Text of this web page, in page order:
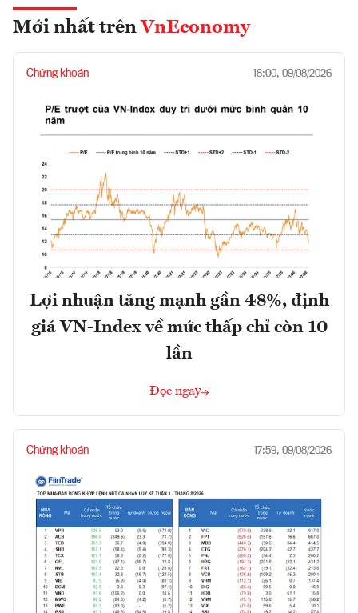
Mới nhất trên VnEconomy
Chứng khoán 18:00, 09/08/2026
Lợi nhuận tăng mạnh gần 48%, định
giá VN-Index về mức thấp chỉ còn 10
lần
Đọc ngay
Chứng khoán 17:59, 09/08/2026